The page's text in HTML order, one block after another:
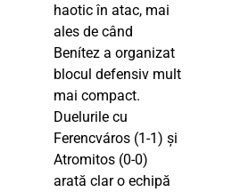
haotic în atac, mai
ales de când
Benítez a organizat
blocul defensiv mult
mai compact.
Duelurile cu
Ferencváros (1-1) și
Atromitos (0-0)
arată clar o echipă